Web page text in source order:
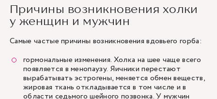
Причины возникновения холки
у женщин и мужчин
Самые частые причины возникновения вдовьего горба:
гормональные изменения. Холка на шее чаще всего
появляется в менопаузу. Яичники перестают
вырабатывать эстрогены, меняется обмен веществ,
жировая ткань откладывается в том числе и в
области седьмого шейного позвонка. У мужчин